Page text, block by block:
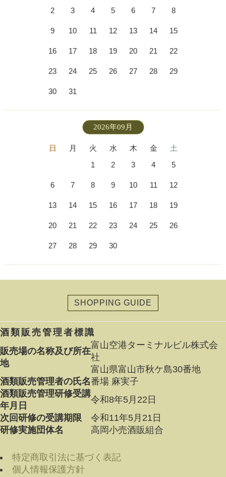
2 3 4 5 6 7 8
9 10 11 12 13 14 15
16 17 18 19 20 21 22
23 24 25 26 27 28 29
30 31
2026年09月
日 月 火 水 木 金
土
1
2 3 4 5
6 7 8 9 10 11 12
13 14 15 16 17 18 19
20 21 22 23 24 25 26
27 28 29 30
SHOPPING GUIDE
酒類販売管理者標識
販売場の名称及び所在
地
富山空港ターミナルビル株式会
社
富山県富山市秋ケ島30番地
酒類販売管理者の氏名番場 麻実子
酒類販売管理研修受講
年月日
令和8年5月22日
次回研修の受講期限
令和11年5月21日
研修実施団体名
高岡小売酒販組合
特定商取引法に基づく表記
個人情報保護方針